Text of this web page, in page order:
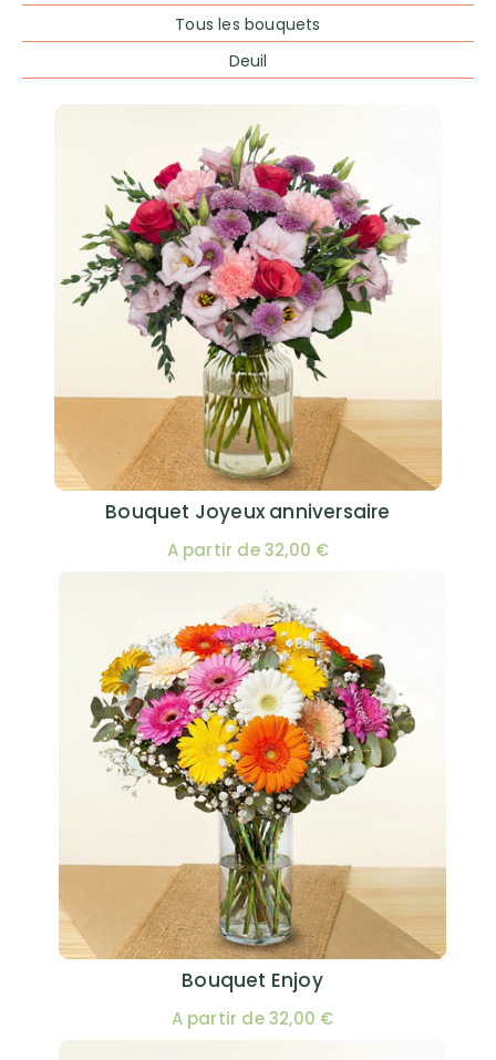
Tous les bouquets
Deuil
Bouquet Joyeux anniversaire
A partir de 32,00 €
Bouquet Enjoy
A partir de 32,00 €